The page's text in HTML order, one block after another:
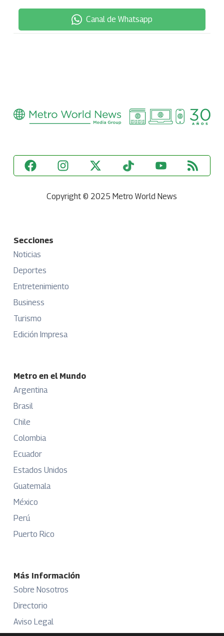
Canal de Whatsapp
Copyright © 2025 Metro World News
Secciones
Noticias
Deportes
Entretenimiento
Business
Turismo
Edición Impresa
Metro en el Mundo
Argentina
Brasil
Chile
Colombia
Ecuador
Estados Unidos
Guatemala
México
Perú
Puerto Rico
Más Información
Sobre Nosotros
Directorio
Aviso Legal